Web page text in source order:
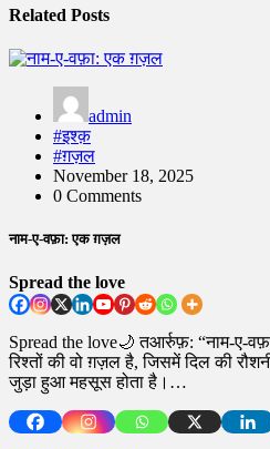
Related Posts
admin
#इश्क़
#ग़ज़ल
November 18, 2025
0 Comments
नाम-ए-वफ़ा: एक ग़ज़ल
Spread the love
Spread the love🌙 तआर्रुफ़: “नाम-ए-
रिश्तों की वो ग़ज़ल है, जिसमें दिल की
जुड़ा हुआ महसूस होता है।…